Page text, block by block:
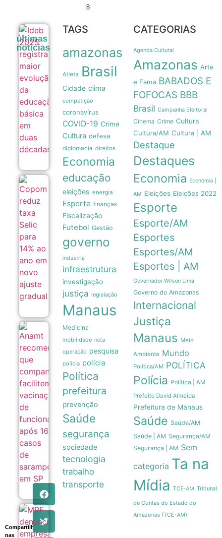
8
Compartilhe
nas
últimas
noticias
Ideb
registra
maior
básica
décadas
05/08
Copom
reduz
taxa
Selic
para
14% ao
ano em
novo
ajuste
gradual
Anamt
recomenda
companhias
facilitem
vacinação
funcionários
após 16
casos de
sarampo em
05/08
MPF
TAGS
amazonas
Atleta Brasil
Cidade clima
competição
coronavírus
COVID-19 Crime
Cultura defesa
diplomacia direitos
Economia
educação
eleições energia
Esporte finanças
Fiscalização
Futebol Gestão
governo
indústria
infraestrutura
investigação
justiça legislação
Manaus
Medicina
mobilidade nota
operação pesquisa
policia polícia
Política
prefeitura
prevenção
Saúde
segurança
sociedade
tecnologia
trabalho
transporte
CATEGORIAS
Agenda Cultural
Amazonas Arte
e Fama BABADOS E
FOFOCAS BBB
Brasil Campanha Eleitoral
Cinema Crime Cultura
Cultura/AM Cultura | AM
Destaque
Destaques
Economia Economia |
AM Eleições Eleições 2022
Esporte
Esporte/AM
Esportes
Esportes/AM
Esportes | AM
Governador Wilson Lima
Governo do Amazonas
Internacional
Justiça
Manaus Meio
Ambiente Mundo
Politica/AM POLÍTICA
Polícia Política | AM
Prefeito David Almeida
Prefeitura de Manaus
Saúde Saúde/AM
Saúde | AM Segurança/AM
Segurança | AM Sem
categoria Ta na
Mídia TCE-AM Tribunal
de Contas do Estado do
Amazonas (TCE-AM)